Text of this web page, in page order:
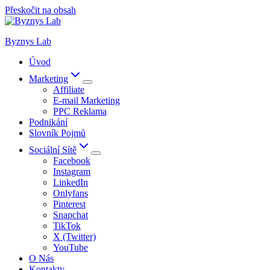
Přeskočit na obsah
Byznys Lab
Úvod
Marketing
Affiliate
E-mail Marketing
PPC Reklama
Podnikání
Slovník Pojmů
Sociální Sítě
Facebook
Instagram
LinkedIn
Onlyfans
Pinterest
Snapchat
TikTok
X (Twitter)
YouTube
O Nás